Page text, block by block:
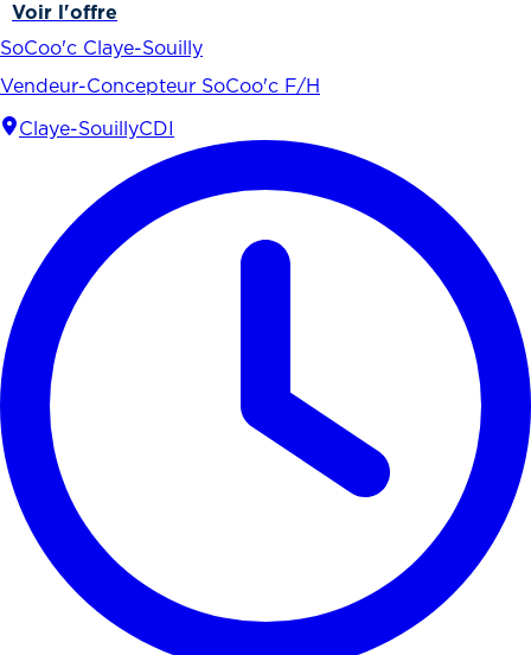
Voir l'offre
SoCoo'c Claye-Souilly
Vendeur-Concepteur SoCoo'c F/H
Claye-SouillyCDI